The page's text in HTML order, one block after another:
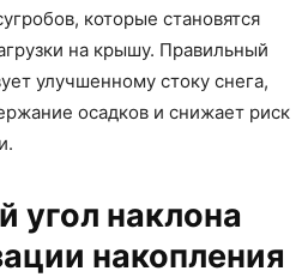
которые становятся
на крышу. Правильный
улучшенному стоку снега,
осадков и снижает риск
угол наклона
накопления